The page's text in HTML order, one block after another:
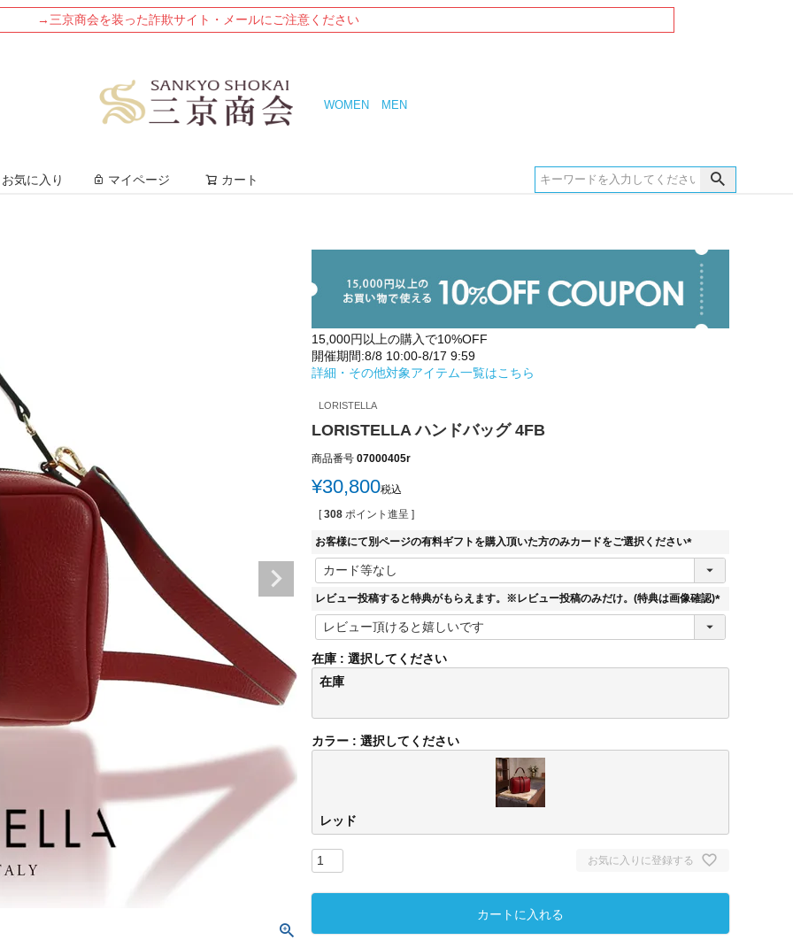
→三京商会を装った詐欺サイト・メールにご注意ください
WOMEN MEN
お気に入り マイページ カート
15,000円以上の購入で10%OFF
開催期間:8/8 10:00-8/17 9:59
詳細・その他対象アイテム一覧はこちら
LORISTELLA
LORISTELLA ハンドバッグ 4FB
商品番号 07000405r
¥30,800税込
[ 308 ポイント進呈 ]
お客様にて別ページの有料ギフトを購入頂いた方のみカードをご選択ください
(
須
レビュー投稿すると特典がもらえます。※レビュー投稿のみだけ。(特典は画像確認)
(
)
在庫
選択してください
在庫
カラー 選択してください
レッド
お気に入りに登録する
カートに入れる